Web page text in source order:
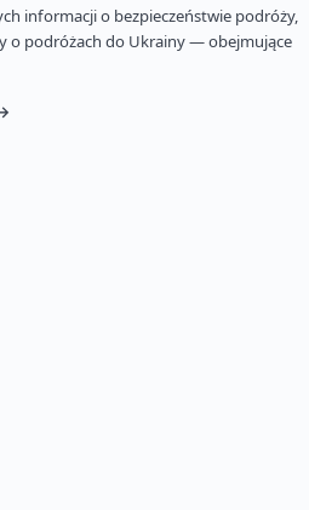
informacji o bezpieczeństwie podróży,
o podróżach do Ukrainy — obejmujące